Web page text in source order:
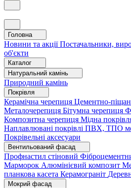
Головна
Новини та акціїПостачальники,
об'єкти
Каталог
Натуральний камінь
Природний камінь
Покрівля
Керамічна черепиця Цементно-
Металочерепиця Бітумна черепиця
Композитна черепиця Мідна
Наплавлювані покрівлі ПВХ, ТПО
Покрівельні аксесуари
Вентильований фасад
Профнастил стіновий
Марморок Алюмінієвий композит
планкова касета Керамограніт
Мокрий фасад